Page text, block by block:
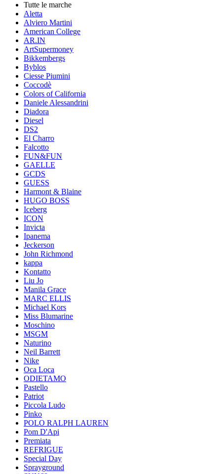
Tutte le marche
Aletta
Alviero Martini
American College
AR.IN
ArtSupermoney
Bikkembergs
Byblos
Ciesse Piumini
Coccodè
Colors of California
Daniele Alessandrini
Diadora
Diesel
DS2
El Charro
Falcotto
FUN&FUN
GAELLE
GCDS
GUESS
Harmont & Blaine
HUGO BOSS
Iceberg
ICON
Invicta
Ipanema
Jeckerson
John Richmond
kappa
Kontatto
Liu Jo
Manila Grace
MARC ELLIS
Michael Kors
Miss Blumarine
Moschino
MSGM
Naturino
Neil Barrett
Nike
Oca Loca
ODIETAMO
Pastello
Patriot
Piccola Ludo
Pinko
POLO RALPH LAUREN
Pom D'Api
Premiata
REFRIGUE
Special Day
Sprayground